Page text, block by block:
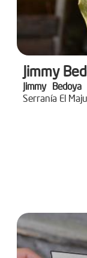
Jimmy
Jimmy Bedoya
Serranía El